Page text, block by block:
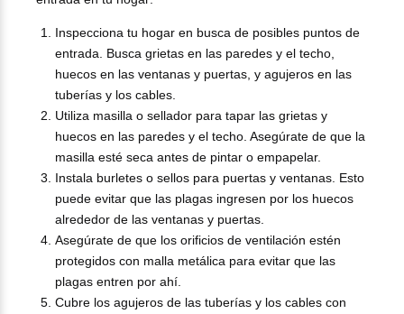
Inspecciona tu hogar en busca de posibles puntos de
entrada. Busca grietas en las paredes y el techo,
huecos en las ventanas y puertas, y agujeros en las
tuberías y los cables.
Utiliza masilla o sellador para tapar las grietas y
huecos en las paredes y el techo. Asegúrate de que la
masilla esté seca antes de pintar o empapelar.
Instala burletes o sellos para puertas y ventanas. Esto
puede evitar que las plagas ingresen por los huecos
alrededor de las ventanas y puertas.
Asegúrate de que los orificios de ventilación estén
protegidos con malla metálica para evitar que las
plagas entren por ahí.
Cubre los agujeros de las tuberías y los cables con